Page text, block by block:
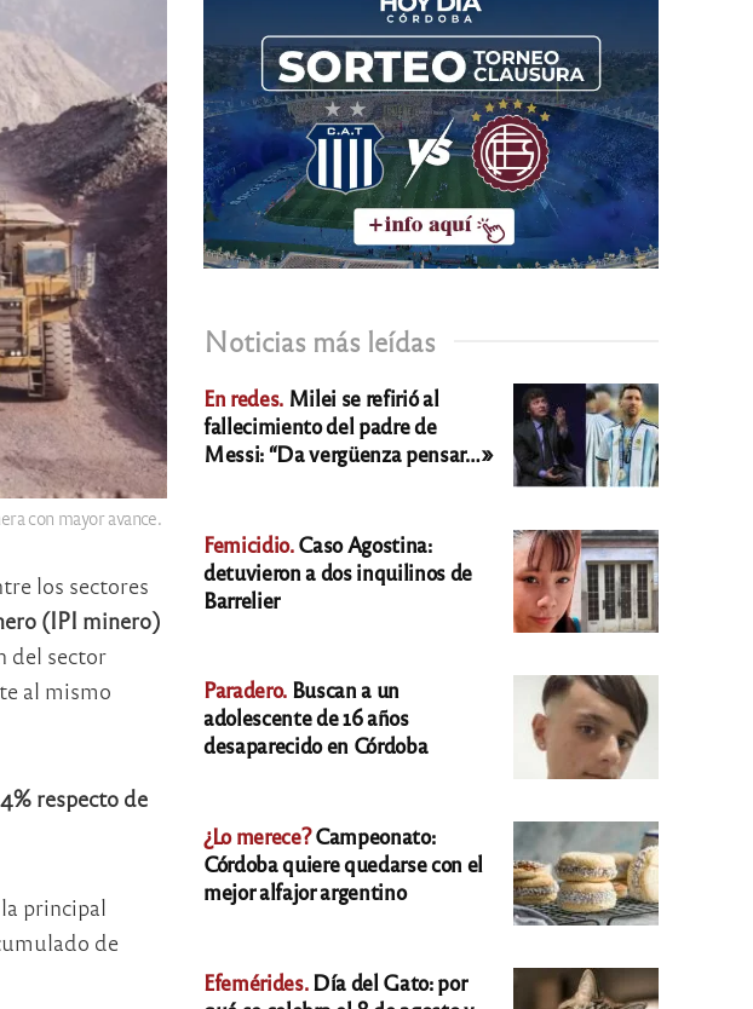
con mayor avance.
los sectores
(IPI minero)
del sector
al mismo
respecto de
principal
de
Noticias más leídas
En redes. Milei se refirió al
fallecimiento del padre de
Messi: “Da vergüenza pensar…»
Femicidio.Caso Agostina:
detuvieron a dos inquilinos de
Barrelier
Paradero. Buscan a un
adolescente de 16 años
desaparecido en Córdoba
¿Lo merece?Campeonato:
Córdoba quiere quedarse con el
mejor alfajor argentino
Efemérides.Día del Gato: por